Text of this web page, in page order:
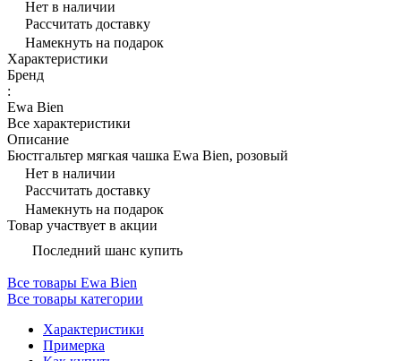
Нет в наличии
Рассчитать доставку
Намекнуть на подарок
Характеристики
Бренд
:
Ewa Bien
Все характеристики
Описание
Бюстгальтер мягкая чашка Ewa Bien, розовый
Нет в наличии
Рассчитать доставку
Намекнуть на подарок
Товар участвует в акции
Последний шанс купить
Все товары Ewa Bien
Все товары категории
Характеристики
Примерка